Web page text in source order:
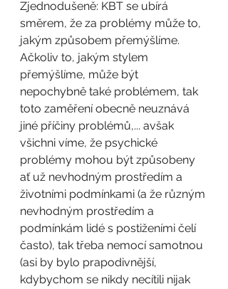
Zjednodušeně: KBT se ubírá
směrem, že za problémy může to,
jakým způsobem přemýšlíme.
Ačkoliv to, jakým stylem
přemýšlíme, může být
nepochybně také problémem, tak
toto zaměření obecně neuznává
jiné příčiny problémů,... avšak
všichni víme, že psychické
problémy mohou být způsobeny
ať už nevhodným prostředím a
životními podmínkami (a že různým
nevhodným prostředím a
podmínkám lidé s postiženími čelí
často), tak třeba nemocí samotnou
(asi by bylo prapodivnější,
kdybychom se nikdy necítili nijak